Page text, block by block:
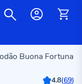
Buona Fortuna
4.8(69)